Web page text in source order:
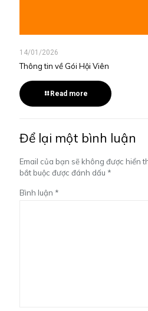
14/01/2026
Thông tin về Gói Hội Viên
Read more
Để lại một bình luận
Email của bạn sẽ không được hiển
bắt buộc được đánh dấu *
Bình luận *